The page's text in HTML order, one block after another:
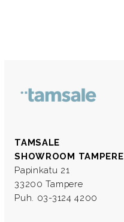
TAMSALE
SHOWROOM TAMPERE
Papinkatu 21
33200 Tampere
Puh. 03-3124 4200